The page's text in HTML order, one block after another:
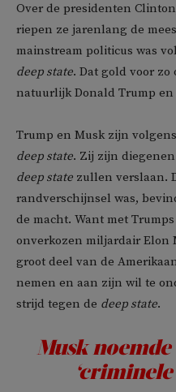
Over de presidenten
riepen ze jarenlang de
mainstream politicus was
deep state. Dat gold voor
natuurlijk Donald Trump
Trump en Musk zijn
deep state. Zij zijn
deep state zullen verslaan.
randverschijnsel was,
de macht. Want met
onverkozen miljardair Elon
groot deel van de
nemen en aan zijn wil te
strijd tegen de deep state.
Musk noemde